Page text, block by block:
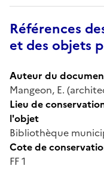
Références
et des objets
Auteur du
Mangeon, E.
Lieu de
l'objet
Bibliothèque
Cote de
FF 1